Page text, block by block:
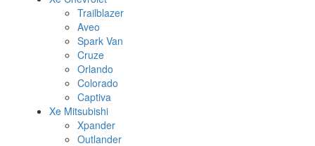
Trailblazer
Aveo
Spark Van
Cruze
Orlando
Colorado
Captiva
Xe Mitsubishi
Xpander
Outlander